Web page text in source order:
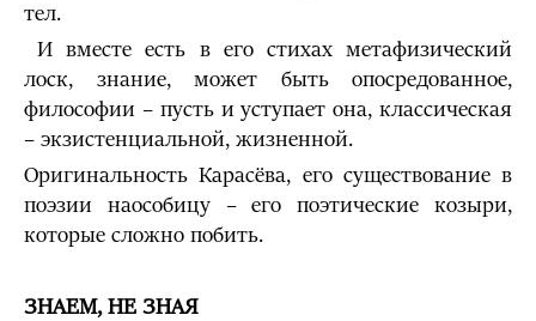
тел.
И вместе есть в его стихах метафизический
лоск, знание, может быть опосредованное,
философии – пусть и уступает она, классическая
– экзистенциальной, жизненной.
Оригинальность Карасёва, его существование в
поэзии наособицу – его поэтические козыри,
которые сложно побить.
ЗНАЕМ, НЕ ЗНАЯ